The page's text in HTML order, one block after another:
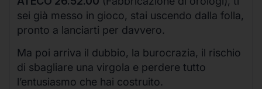
sei già messo in gioco, stai uscendo dalla folla,
pronto a lanciarti per davvero.
Ma poi arriva il dubbio, la burocrazia, il rischio
di sbagliare una virgola e perdere tutto
l’entusiasmo che hai costruito.